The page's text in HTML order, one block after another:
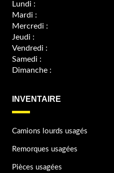
Lundi :
Mardi :
Mercredi :
Jeudi :
Vendredi :
Samedi :
Dimanche :
INVENTAIRE
Camions lourds usagés
Remorques usagées
Pièces usagées